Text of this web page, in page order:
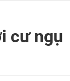
cư ngụ